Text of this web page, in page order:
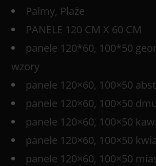
Palmy, Plaże
PANELE 120 CM X 60 CM
panele 120*60, 100*50
wzory
panele 120×60, 100×50
panele 120×60, 100×50
panele 120×60, 100×50
panele 120×60, 100×50
panele 120×60, 100×50